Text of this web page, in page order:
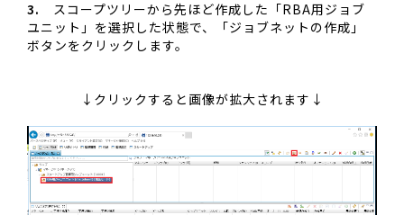
3. スコープツリーから先ほど作成した「RBA用ジョブ
ユニット」を選択した状態で、「ジョブネットの作成」
ボタンをクリックします。
↓クリックすると画像が拡大されます↓